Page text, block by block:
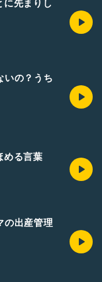
先まりし
の？うち
める言葉
出産管理